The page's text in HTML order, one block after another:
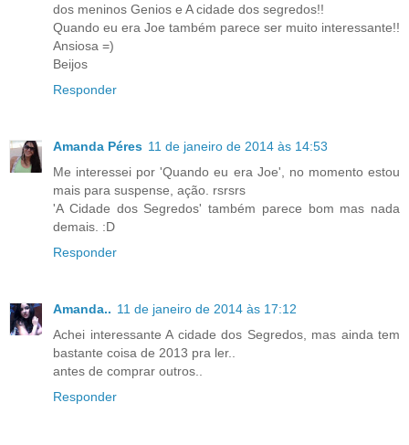
dos meninos Genios e A cidade dos segredos!!
Quando eu era Joe também parece ser muito interessante!!
Ansiosa =)
Beijos
Responder
Amanda Péres 11 de janeiro de 2014 às 14:53
Me interessei por 'Quando eu era Joe', no momento estou
mais para suspense, ação. rsrsrs
'A Cidade dos Segredos' também parece bom mas nada
demais. :D
Responder
Amanda.. 11 de janeiro de 2014 às 17:12
Achei interessante A cidade dos Segredos, mas ainda tem
bastante coisa de 2013 pra ler..
antes de comprar outros..
Responder